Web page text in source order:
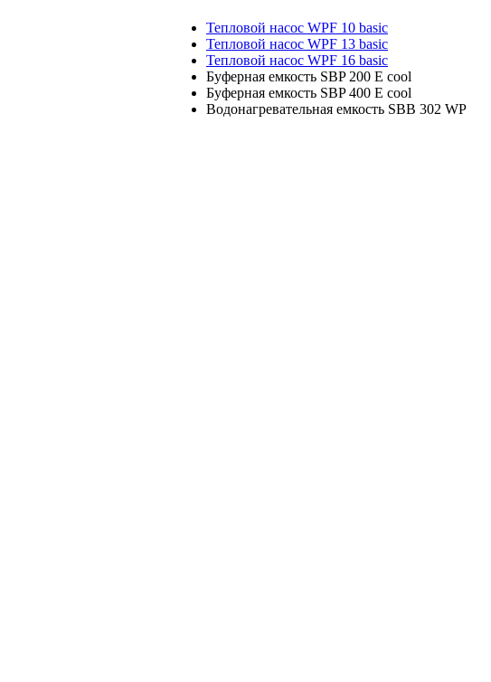
Тепловой насос WPF 10 basic
Тепловой насос WPF 13 basic
Тепловой насос WPF 16 basic
Буферная емкость SBP 200 E cool
Буферная емкость SBP 400 E cool
Водонагревательная емкость SBB 302 WP